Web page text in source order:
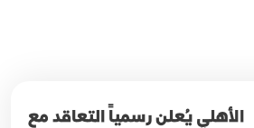
الأهلي يُعلن رسمياً التعاقد مع